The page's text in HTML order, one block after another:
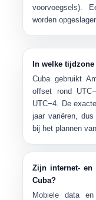
voorvoegsels).
worden
In welke
Cuba gebruikt
offset rond
UTC−4. De
jaar variëren,
bij het plannen
Zijn internet- en
Cuba?
Mobiele data